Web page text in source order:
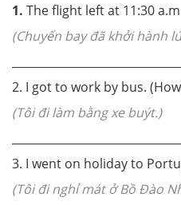
1. The flight left at 11:30
(Chuyến bay đã khởi hành
2. I got to work by bus.
(Tôi đi làm bằng xe buýt.)
3. I went on holiday to
(Tôi đi nghỉ mát ở Bồ Đào